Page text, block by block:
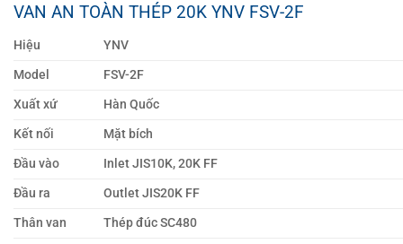
VAN AN TOÀN THÉP 20K YNV FSV-2F
Hiệu
YNV
Model
FSV-2F
Xuất xứ
Hàn Quốc
Kết nối
Mặt bích
Đầu vào
Inlet JIS10K, 20K FF
Đầu ra
Outlet JIS20K FF
Thân van
Thép đúc SC480